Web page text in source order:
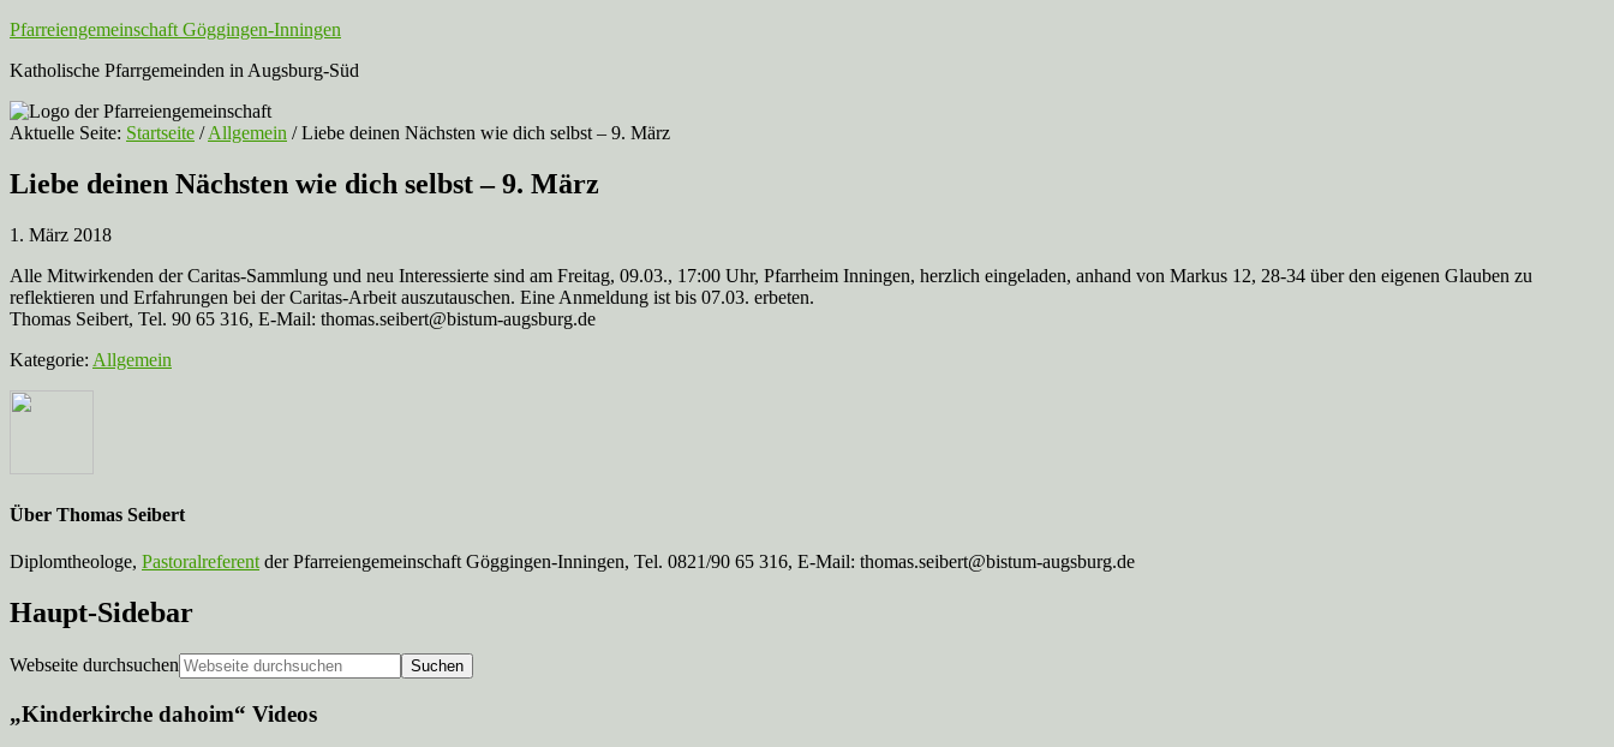
Pfarreiengemeinschaft Göggingen-Inningen
Katholische Pfarrgemeinden in Augsburg-Süd
Aktuelle Seite: Startseite / Allgemein /Liebe deinen Nächsten wie dich selbst – 9. März
Liebe deinen Nächsten wie dich selbst – 9. März
1. März 2018
Alle Mitwirkenden der Caritas-Sammlung und neu Interessierte sind am Freitag, 09.03., 17:00 Uhr, Pfarrheim Inningen, herzlich eingeladen, anhand von Markus 12, 28-34 über den eigenen Glauben zu
reflektieren und Erfahrungen bei der Caritas-Arbeit auszutauschen. Eine Anmeldung ist bis 07.03. erbeten.
Thomas Seibert, Tel. 90 65 316, E-Mail: thomas.seibert@bistum-augsburg.de
Kategorie: Allgemein
Über Thomas Seibert
Diplomtheologe, Pastoralreferent der Pfarreiengemeinschaft Göggingen-Inningen, Tel. 0821/90 65 316, E-Mail: thomas.seibert@bistum-augsburg.de
Haupt-Sidebar
Webseite durchsuchen
„Kinderkirche dahoim“ Videos